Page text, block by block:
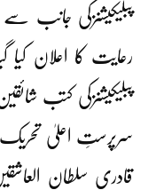
رعایت کا اعلان کیا
پبلیکیشنزکی کتب
سرپرستِ اعلیٰ تحریک
قادری سلطان